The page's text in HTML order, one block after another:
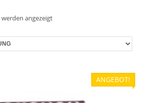
werden angezeigt
ANGEBOT!